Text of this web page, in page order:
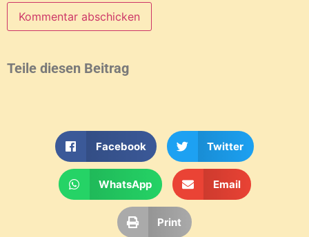
Teile diesen Beitrag
Facebook Twitter
WhatsApp Email
Print